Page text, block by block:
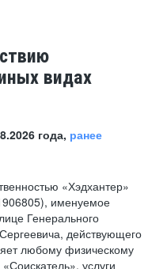
видах
года, ранее
«Хэдхантер»
именуемое
Генерального
действующего
любому физическому
услуги